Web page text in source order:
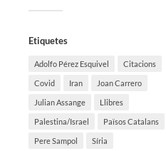
Etiquetes
Adolfo Pérez Esquivel Citacions
Covid Iran Joan Carrero
Julian Assange Llibres
Palestina/Israel Països Catalans
Pere Sampol Síria